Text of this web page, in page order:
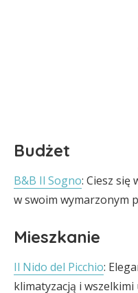
Budżet
B&B Il Sogno: Ciesz się
w swoim wymarzonym
Mieszkanie
Il Nido del Picchio:
klimatyzacją i